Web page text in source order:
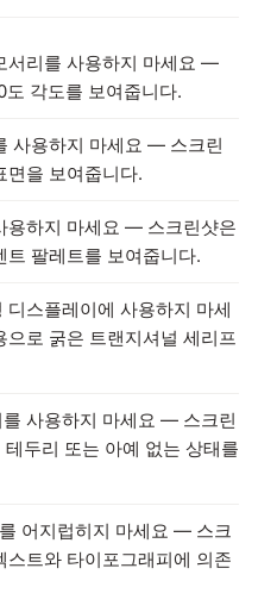
서리를 사용하지 마세요 —
각도를 보여줍니다.
사용하지 마세요 — 스크린
면을 보여줍니다.
용하지 마세요 — 스크린샷은
트 팔레트를 보여줍니다.
스플레이에 사용하지 마세
로 굵은 트랜지셔널 세리프
사용하지 마세요 — 스크린
두리 또는 아예 없는 상태를
어지럽히지 마세요 — 스크
스트와 타이포그래피에 의존